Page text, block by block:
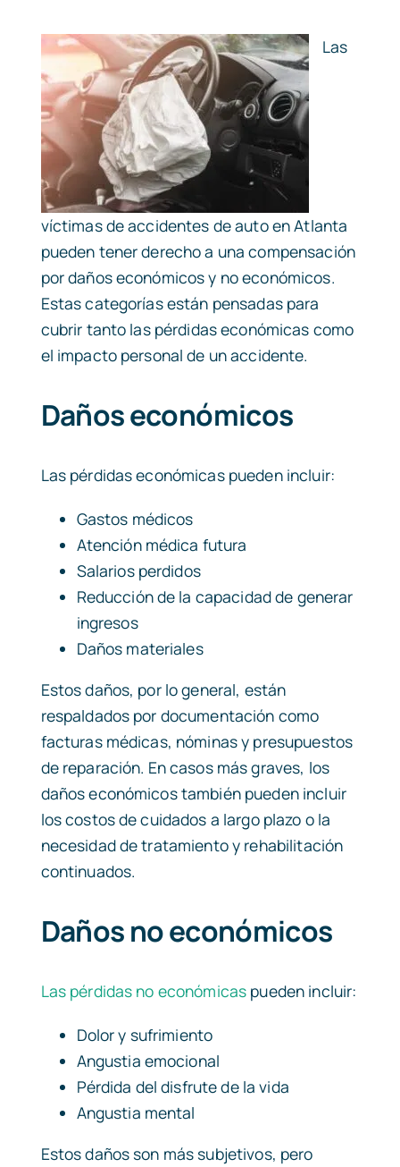
Las
víctimas de accidentes de auto en Atlanta
pueden tener derecho a una compensación
por daños económicos y no económicos.
Estas categorías están pensadas para
cubrir tanto las pérdidas económicas como
el impacto personal de un accidente.
Daños económicos
Las pérdidas económicas pueden incluir:
Gastos médicos
Atención médica futura
Salarios perdidos
Reducción de la capacidad de generar
ingresos
Daños materiales
Estos daños, por lo general, están
respaldados por documentación como
facturas médicas, nóminas y presupuestos
de reparación. En casos más graves, los
daños económicos también pueden incluir
los costos de cuidados a largo plazo o la
necesidad de tratamiento y rehabilitación
continuados.
Daños no económicos
Las pérdidas no económicas pueden incluir:
Dolor y sufrimiento
Angustia emocional
Pérdida del disfrute de la vida
Angustia mental
Estos daños son más subjetivos, pero